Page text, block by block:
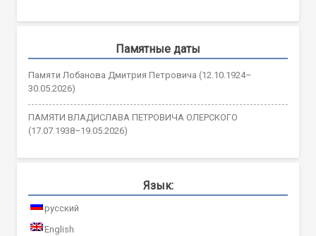
Памятные даты
Памяти Лобанова Дмитрия Петровича (12.10.1924–
30.05.2026)
ПАМЯТИ ВЛАДИСЛАВА ПЕТРОВИЧА ОЛЕРСКОГО
(17.07.1938–19.05.2026)
Язык:
русский
English